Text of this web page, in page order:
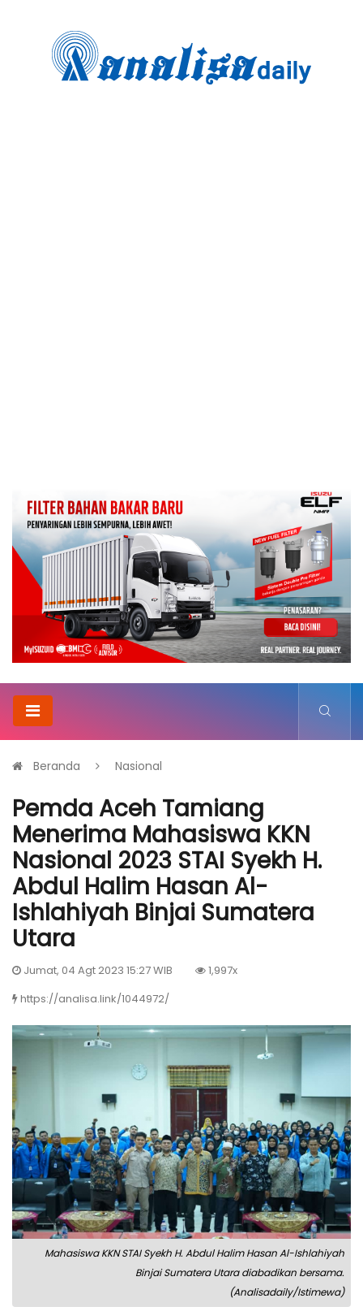
Beranda Nasional
Pemda Aceh Tamiang
Menerima Mahasiswa KKN
Nasional 2023 STAI Syekh H.
Abdul Halim Hasan Al-
Ishlahiyah Binjai Sumatera
Utara
Jumat, 04 Agt 2023 15:27 WIB
1,997x
https://analisa.link/1044972/
Mahasiswa KKN STAI Syekh H. Abdul Halim Hasan Al-Ishlahiyah
Binjai Sumatera Utara diabadikan bersama.
(Analisadaily/Istimewa)